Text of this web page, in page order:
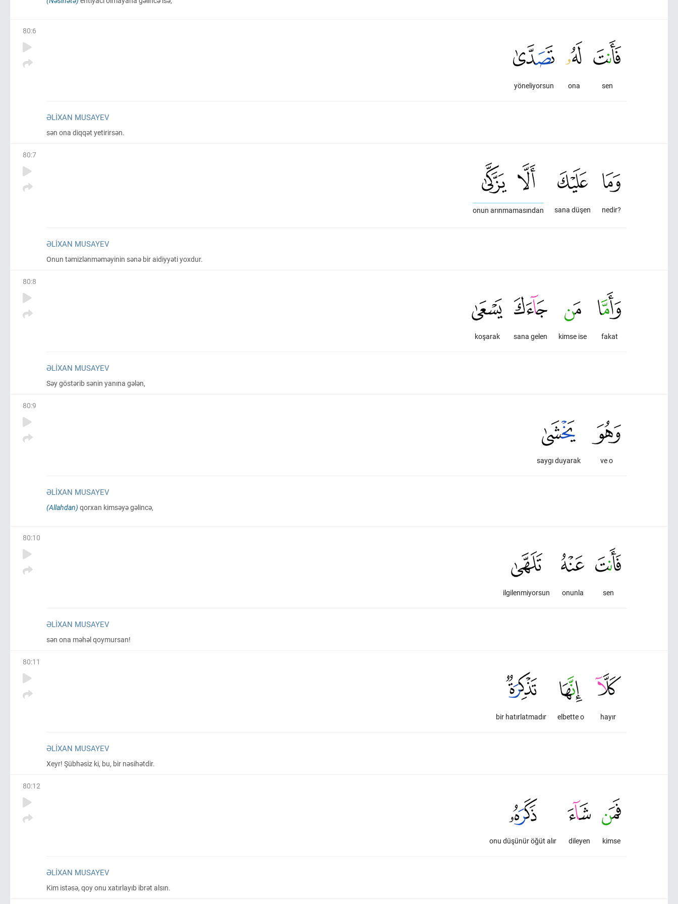
80:6
sen
ona
yöneliyorsun
ƏLIXAN MUSAYEV
sən ona diqqət yetirirsən.
80:7
nedir?
sana düşen
onun arınmamasından
ƏLIXAN MUSAYEV
Onun təmizlənməməyinin sənə bir aidiyyəti yoxdur.
80:8
fakat
kimse ise
sana gelen
koşarak
ƏLIXAN MUSAYEV
Səy göstərib sənin yanına gələn,
80:9
ve o
saygı duyarak
ƏLIXAN MUSAYEV
(Allahdan) qorxan kimsəyə gəlincə,
80:10
sen
onunla
ilgilenmiyorsun
ƏLIXAN MUSAYEV
sən ona məhəl qoymursan!
80:11
hayır
elbette o
bir hatırlatmadır
ƏLIXAN MUSAYEV
Xeyr! Şübhəsiz ki, bu, bir nəsihətdir.
80:12
kimse
dileyen
onu düşünür öğüt alır
ƏLIXAN MUSAYEV
Kim istəsə, qoy onu xatırlayıb ibrət alsın.